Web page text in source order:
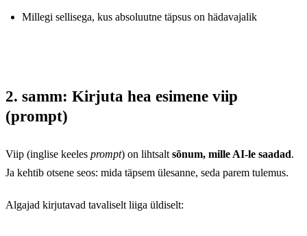
Millegi sellisega, kus absoluutne täpsus on hädavajalik
2. samm: Kirjuta hea esimene viip
(prompt)
Viip (inglise keeles prompt) on lihtsaltsõnum, mille AI-le saadad.
Ja kehtib otsene seos: mida täpsem ülesanne, seda parem tulemus.
Algajad kirjutavad tavaliselt liiga üldiselt: